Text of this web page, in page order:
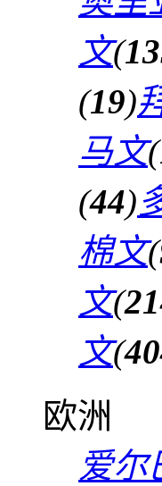
文(
(19)
马文(
(44)
棉文(
文(
文(
欧洲
爱尔